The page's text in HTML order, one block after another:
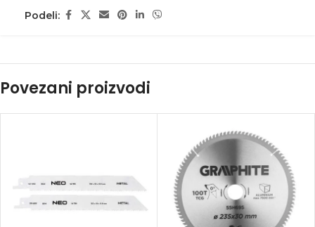
Podeli:
Povezani proizvodi